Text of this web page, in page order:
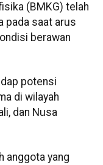
(BMKG) telah
pada saat arus
berawan
potensi
di wilayah
dan Nusa
anggota yang